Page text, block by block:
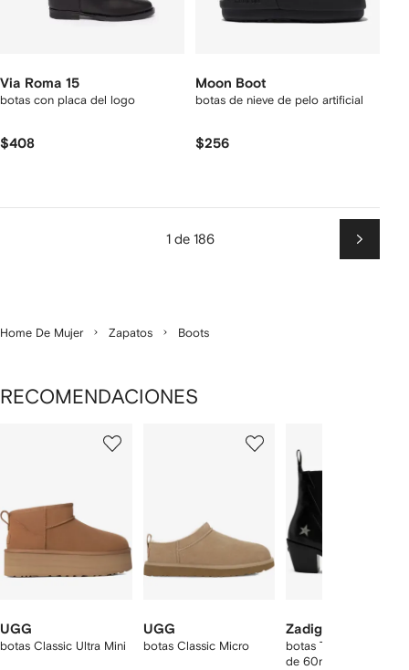
Via Roma 15
botas con placa del logo
$408
Moon Boot
botas de nieve de pelo artificial
$256
1 de 186
Home De Mujer Zapatos Boots
RECOMENDACIONES
UGG
botas Classic Ultra Mini
UGG
botas Classic Micro
de
12
Zadig&Voltaire
botas Tyler con tacón
de 60mm